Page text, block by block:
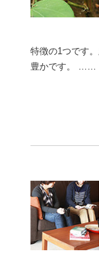
特徴の1つです
豊かです。 ……